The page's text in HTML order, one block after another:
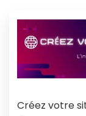
Créez votre